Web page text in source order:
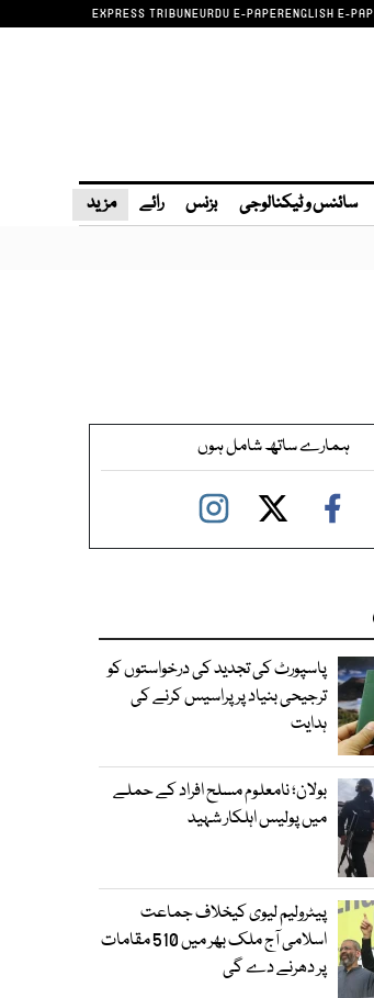
EXPRESS TRIBUNEURDU E-PAPERENGLISH E-
سائنس و ٹیکنالوجی بزنس رائے مزید
ہمارے ساتھ شامل ہوں
پاسپورٹ کی تجدید کی درخواستوں کو
ترجیحی بنیاد پر پراسیس کرنے کی
ہدایت
بولان؛ نامعلوم مسلح افراد کے حملے
میں پولیس اہلکار شہید
پیٹرولیم لیوی کیخلاف جماعت
اسلامی آج ملک بھر میں 510 مقامات
پر دھرنے دے گی